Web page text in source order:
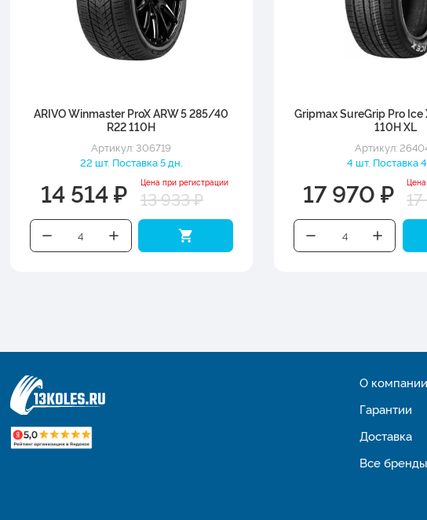
ARIVO Winmaster ProX ARW 5 285/40
R22 110H
Артикул: 306719
22 шт. Поставка 5 дн.
14 514 ₽ Цена при регистрации
13 933 ₽
Gripmax SureGrip Pro
110H XL
Артикул:
4 шт. Поставка 4
17 970 ₽
О компании
Гарантии
Доставка
Все бренды